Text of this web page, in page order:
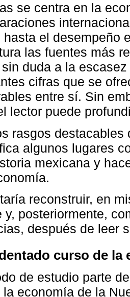
se centra en la
hasta el desempeño
las fuentes más
duda a la
cifras que se
entre sí. Sin
lector puede
rasgos
algunos lugares
mexicana y
reconstruir, en
y, posteriormente,
después de leer
curso de la
de estudio parte
la economía de la